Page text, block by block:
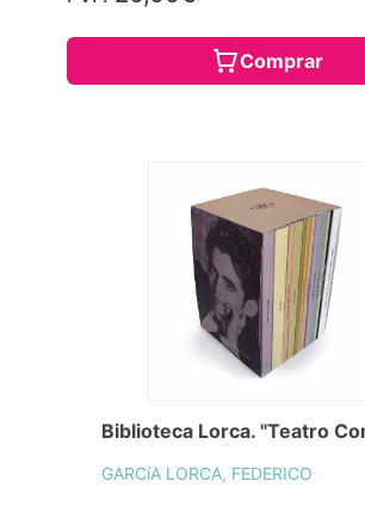
Comprar
Biblioteca Lorca. "Teatro
GARCíA LORCA, FEDERICO